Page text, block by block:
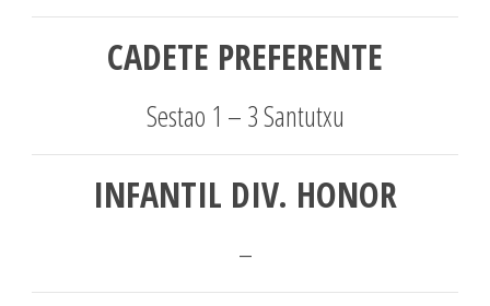
CADETE PREFERENTE
Sestao 1 – 3 Santutxu
INFANTIL DIV. HONOR
–